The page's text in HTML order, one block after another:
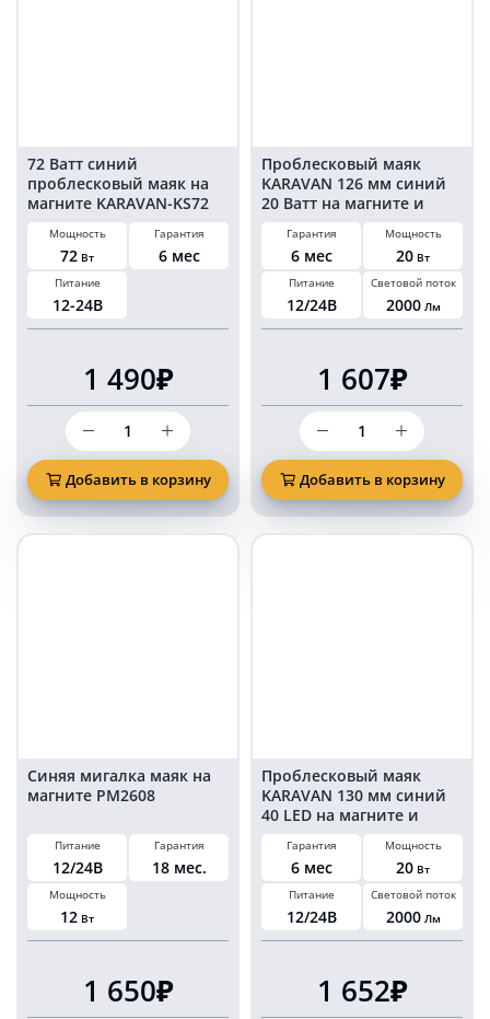
72 Ватт синий
проблесковый маяк на
магните KARAVAN-KS72
Мощность
72 Вт
Гарантия
6 мес
Питание
12-24В
1 490₽
Количество
товара
72
Ватт
синий
проблесковый
маяк
Добавить в корзину
Проблесковый маяк
KARAVAN 126 мм синий
20 Ватт на магните и
болтах в прикуриватель
Гарантия
6 мес
Мощность
20 Вт
Питание
12/24В
Световой поток
2000 Лм
1 607₽
Количество
товара
Проблесковый
маяк
KARAVAN
126
мм
Добавить в корзину
Синяя мигалка маяк на
магните PM2608
Питание
12/24В
Гарантия
18 мес.
Мощность
12 Вт
1 650₽
Проблесковый маяк
KARAVAN 130 мм синий
40 LED на магните и
болтах в прикуриватель
Гарантия
6 мес
Мощность
20 Вт
Питание
12/24В
Световой поток
2000 Лм
1 652₽